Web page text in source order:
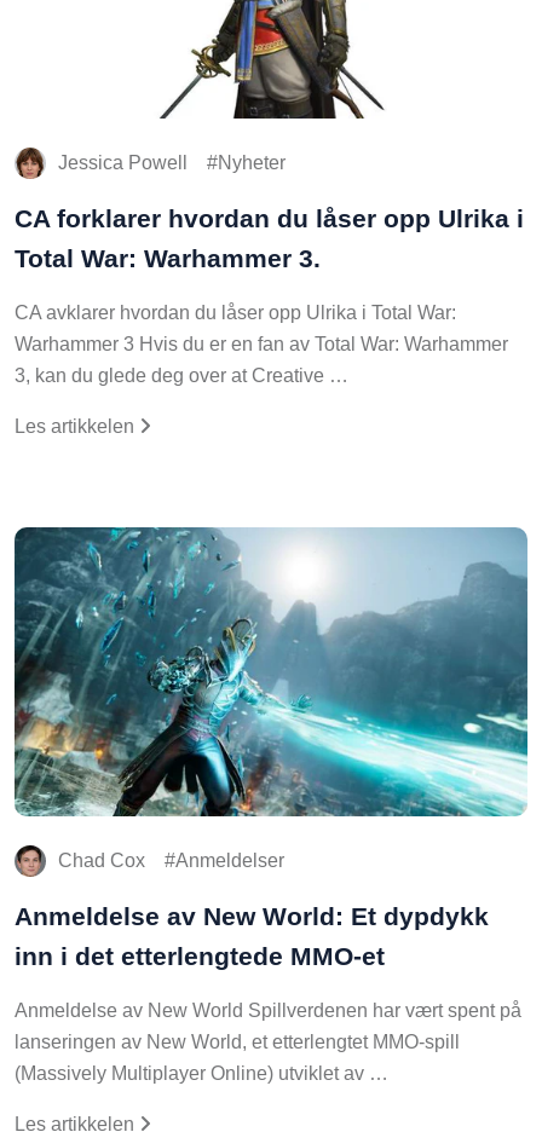
Jessica Powell Nyheter
CA forklarer hvordan du låser opp Ulrika i
Total War: Warhammer 3.
CA avklarer hvordan du låser opp Ulrika i Total War:
Warhammer 3 Hvis du er en fan av Total War: Warhammer
3, kan du glede deg over at Creative …
Les artikkelen
Chad Cox Anmeldelser
Anmeldelse av New World: Et dypdykk
inn i det etterlengtede MMO-et
Anmeldelse av New World Spillverdenen har vært spent på
lanseringen av New World, et etterlengtet MMO-spill
(Massively Multiplayer Online) utviklet av …
Les artikkelen